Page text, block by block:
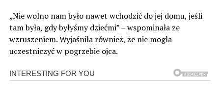
„Nie wolno nam było nawet wchodzić do jej domu, jeśli
tam była, gdy byłyśmy dziećmi” – wspominała ze
wzruszeniem. Wyjaśniła również, że nie mogła
uczestniczyć w pogrzebie ojca.